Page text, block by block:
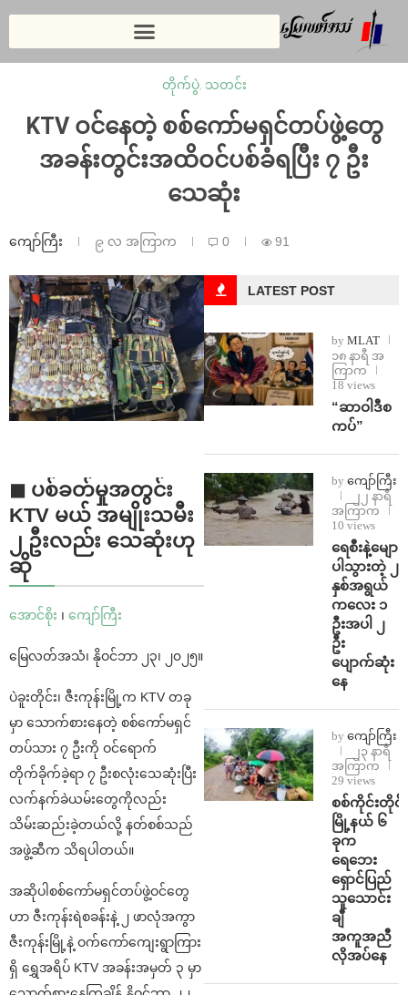
တိုက်ပွဲ, သတင်း
⁨KTV ဝင်နေတဲ့ စစ်ကော်မရှင်တပ်ဖွဲ့တွေ
အခန်းတွင်းအထိဝင်ပစ်ခံရပြီး ၇ ဦး
သေဆုံး
ကျော်ကြီး ၉ လ အကြာက 0 91
◼ ပစ်ခတ်မှုအတွင်း
KTV မယ် အမျိုးသမီး
၂ ဦးလည်း သေဆုံးဟု
ဆို
အောင်စိုး ၊ ကျော်ကြီး
မြေလတ်အသံ၊ နိုဝင်ဘာ ၂၃၊ ၂၀၂၅။
ပဲခူးတိုင်း၊ ဇီးကုန်းမြို့က KTV တခု
မှာ သောက်စားနေတဲ့ စစ်ကော်မရှင်
တပ်သား ၇ ဦးကို ဝင်ရောက်
တိုက်ခိုက်ခဲ့ရာ ၇ ဦးစလုံးသေဆုံးပြီး
လက်နက်ခဲယမ်းတွေကိုလည်း
သိမ်းဆည်းခဲ့တယ်လို့ နတ်စစ်သည်
အဖွဲ့ဆီက သိရပါတယ်။
အဆိုပါစစ်ကော်မရှင်တပ်ဖွဲ့ဝင်တွေ
ဟာ ဇီးကုန်းရဲစခန်းနဲ့ ၂ ဖာလုံအကွာ
ဇီးကုန်းမြို့နဲ့ ဝက်ကော်ကျေးရွာကြား
ရှိ ရွှေအရိပ် KTV အခန်းအမှတ် ၃ မှာ
LATEST POST
by MLAT
၁၈ နာရီ အ
ကြာက
18 views
“ဆာဝါဒီစ
ကပ်”
by ကျော်ကြီး
၂၂ နာရီ
အကြာက
10 views
ရေစီးနဲ့မျော
ပါသွားတဲ့ ၂
နှစ်အရွယ်
ကလေး ၁
ဦးအပါ ၂
ဦး
ပျောက်ဆုံး
နေ
by ကျော်ကြီး
၂၃ နာရီ
အကြာက
29 views
စစ်ကိုင်းတိုင်း
မြို့နယ် ၆
ခုက
ရေဘေး
ရှောင်ပြည်
သူသောင်း
ချီ
အကူအညီ
လိုအပ်နေ